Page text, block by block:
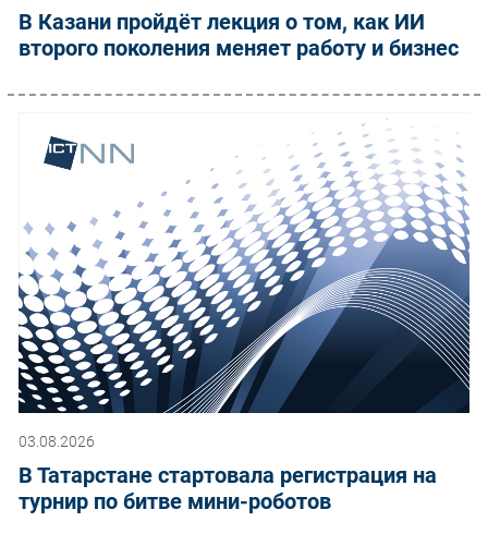
В Казани пройдёт лекция о том, как ИИ
второго поколения меняет работу и бизнес
03.08.2026
В Татарстане стартовала регистрация на
турнир по битве мини-роботов